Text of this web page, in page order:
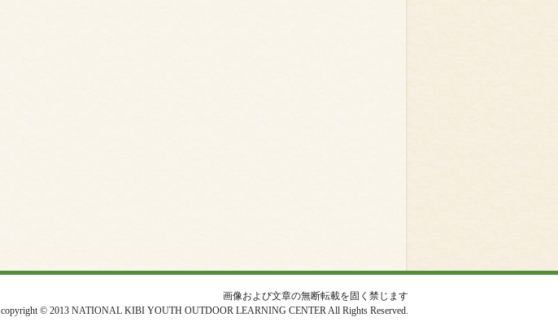
画像および文章の無断転載を固く禁じます
copyright © 2013 NATIONAL KIBI YOUTH OUTDOOR LEARNING CENTER All Rights Reserved.